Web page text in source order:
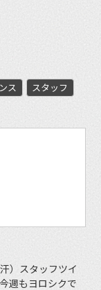
ス スタッフ
）スタッフツイ
週もヨロシクで